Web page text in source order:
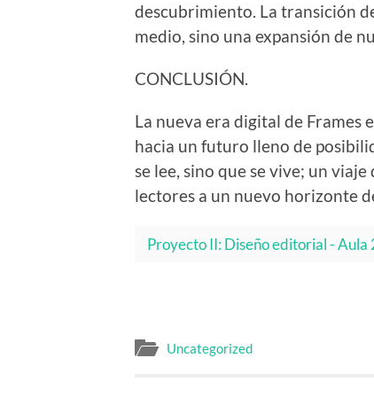
descubrimiento. La transición
medio, sino una expansión de
CONCLUSIÓN.
La nueva era digital de Frames
hacia un futuro lleno de
se lee, sino que se vive; un
lectores a un nuevo horizonte
Proyecto II: Diseño editorial - Aula
Uncategorized